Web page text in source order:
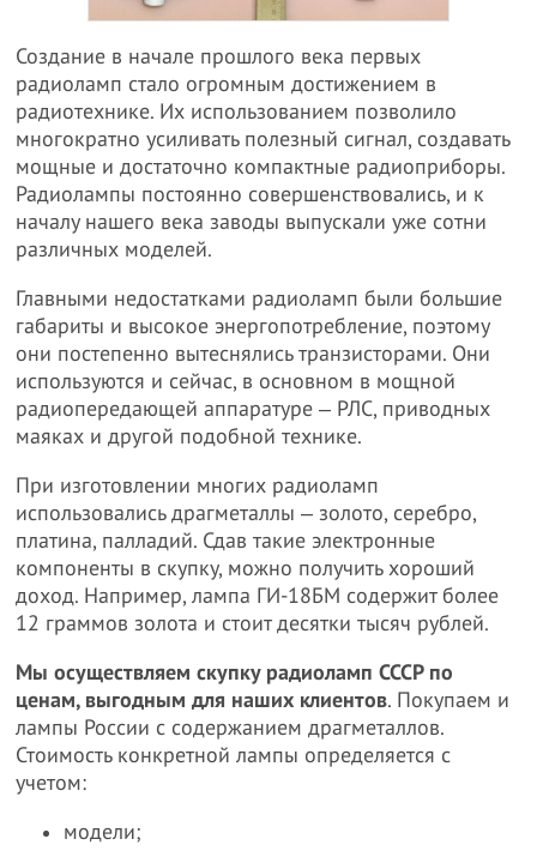
Создание в начале прошлого века первых
радиоламп стало огромным достижением в
радиотехнике. Их использованием позволило
многократно усиливать полезный сигнал, создавать
мощные и достаточно компактные радиоприборы.
Радиолампы постоянно совершенствовались, и к
началу нашего века заводы выпускали уже сотни
различных моделей.
Главными недостатками радиоламп были большие
габариты и высокое энергопотребление, поэтому
они постепенно вытеснялись транзисторами. Они
используются и сейчас, в основном в мощной
радиопередающей аппаратуре ‒ РЛС, приводных
маяках и другой подобной технике.
При изготовлении многих радиоламп
использовались драгметаллы ‒ золото, серебро,
платина, палладий. Сдав такие электронные
компоненты в скупку, можно получить хороший
доход. Например, лампа ГИ-18БМ содержит более
12 граммов золота и стоит десятки тысяч рублей.
Мы осуществляем скупку радиоламп СССР по
ценам, выгодным для наших клиентов. Покупаем и
лампы России с содержанием драгметаллов.
Стоимость конкретной лампы определяется с
учетом:
модели;